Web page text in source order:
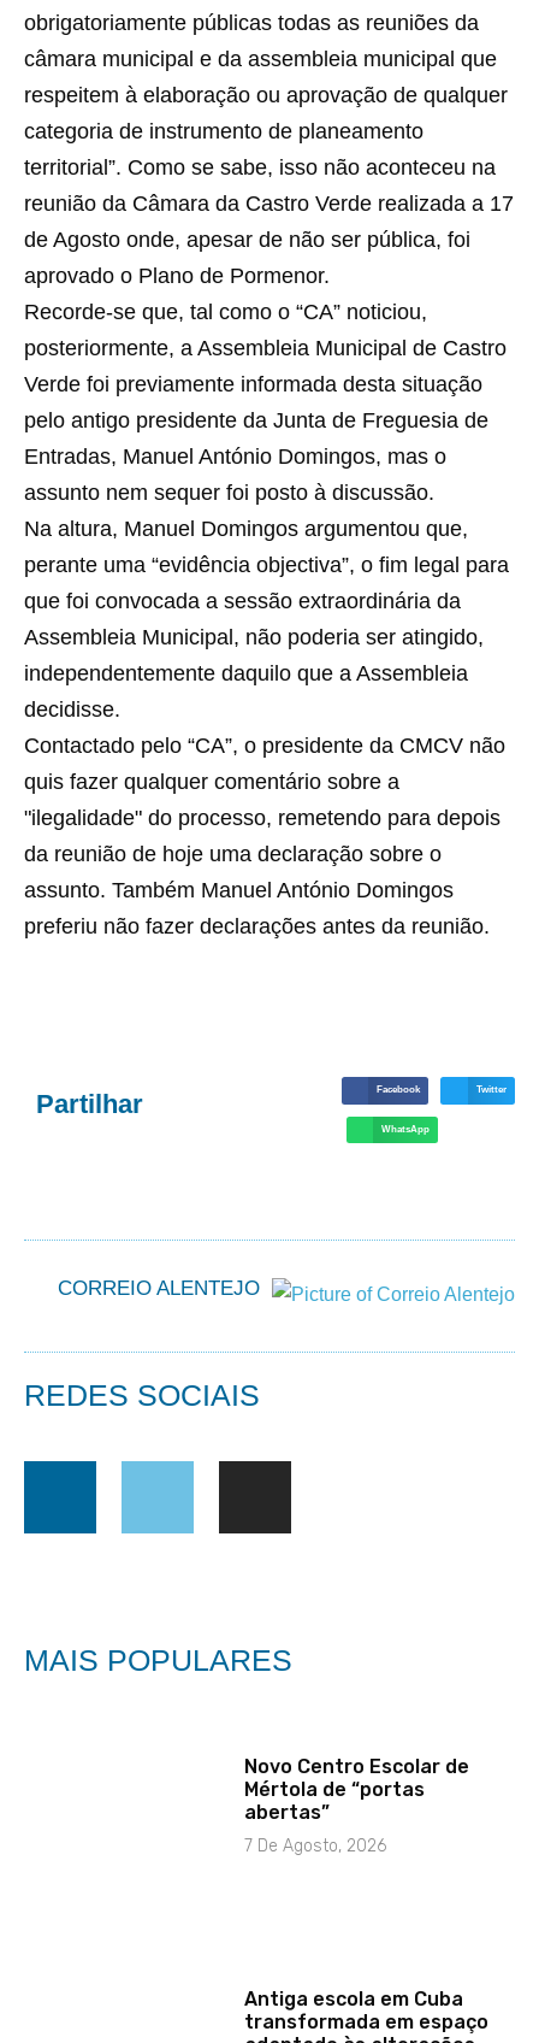
obrigatoriamente públicas todas as reuniões da
câmara municipal e da assembleia municipal que
respeitem à elaboração ou aprovação de qualquer
categoria de instrumento de planeamento
territorial”. Como se sabe, isso não aconteceu na
reunião da Câmara da Castro Verde realizada a 17
de Agosto onde, apesar de não ser pública, foi
aprovado o Plano de Pormenor.
Recorde-se que, tal como o “CA” noticiou,
posteriormente, a Assembleia Municipal de Castro
Verde foi previamente informada desta situação
pelo antigo presidente da Junta de Freguesia de
Entradas, Manuel António Domingos, mas o
assunto nem sequer foi posto à discussão.
Na altura, Manuel Domingos argumentou que,
perante uma “evidência objectiva”, o fim legal para
que foi convocada a sessão extraordinária da
Assembleia Municipal, não poderia ser atingido,
independentemente daquilo que a Assembleia
decidisse.
Contactado pelo “CA”, o presidente da CMCV não
quis fazer qualquer comentário sobre a
"ilegalidade" do processo, remetendo para depois
da reunião de hoje uma declaração sobre o
assunto. Também Manuel António Domingos
preferiu não fazer declarações antes da reunião.
Partilhar Facebook Twitter
WhatsApp
CORREIO ALENTEJO
REDES SOCIAIS
MAIS POPULARES
Novo Centro Escolar de
Mértola de “portas
abertas”
7 De Agosto, 2026
Antiga escola em Cuba
transformada em espaço